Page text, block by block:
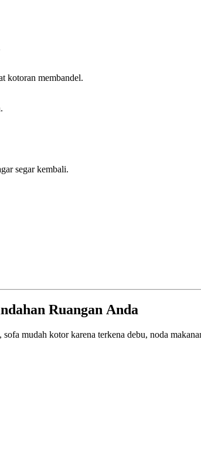
kotoran membandel.
segar kembali.
Ruangan Anda
mudah kotor karena terkena debu, noda